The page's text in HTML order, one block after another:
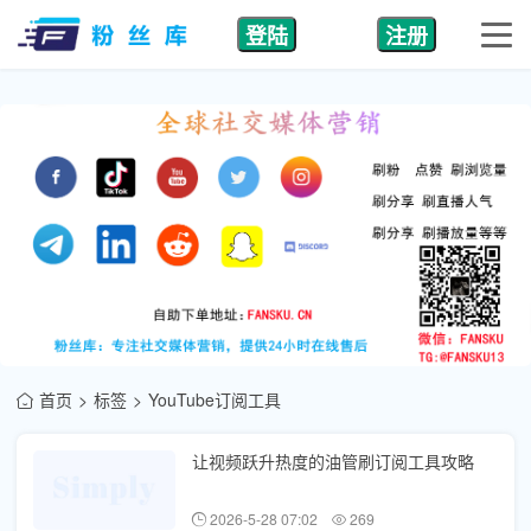
登陆 注册
首页 标签 YouTube订阅工具
让视频跃升热度的油管刷订阅工具攻略
2026-5-28 07:02 269